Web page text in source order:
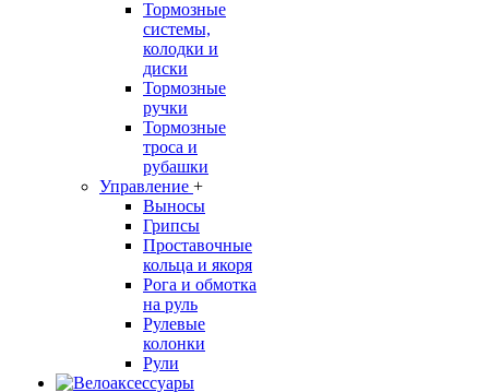
Тормозные
системы,
колодки и
диски
Тормозные
ручки
Тормозные
троса и
рубашки
Управление +
Выносы
Грипсы
Проставочные
кольца и якоря
Рога и обмотка
на руль
Рулевые
колонки
Рули